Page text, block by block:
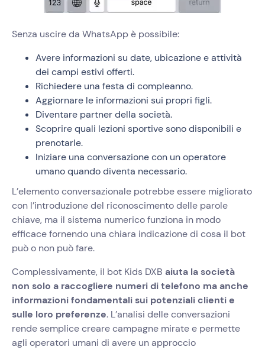
Senza uscire da WhatsApp è possibile:
Avere informazioni su date, ubicazione e attività
dei campi estivi offerti.
Richiedere una festa di compleanno.
Aggiornare le informazioni sui propri figli.
Diventare partner della società.
Scoprire quali lezioni sportive sono disponibili e
prenotarle.
Iniziare una conversazione con un operatore
umano quando diventa necessario.
L’elemento conversazionale potrebbe essere migliorato
con l’introduzione del riconoscimento delle parole
chiave, ma il sistema numerico funziona in modo
efficace fornendo una chiara indicazione di cosa il bot
può o non può fare.
Complessivamente, il bot Kids DXB aiuta la società
non solo a raccogliere numeri di telefono ma anche
informazioni fondamentali sui potenziali clienti e
sulle loro preferenze. L’analisi delle conversazioni
rende semplice creare campagne mirate e permette
agli operatori umani di avere un approccio